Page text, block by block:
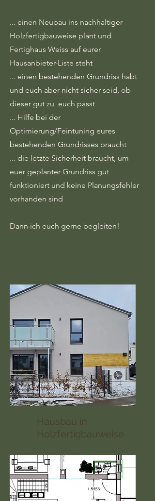
... einen Neubau ins nachhaltiger
Holzfertigbauweise plant und
Fertighaus Weiss auf eurer
Hausanbieter-Liste steht
... einen bestehenden Grundriss habt
und euch aber nicht sicher seid, ob
dieser gut zu euch passt
... Hilfe bei der
Optimierung/Feintuning eures
bestehenden Grundrisses braucht
... die letzte Sicherheit braucht, um
euer geplanter Grundriss gut
funktioniert und keine Planungsfehler
vorhanden sind
Dann ich euch gerne begleiten!
Hausbau in
Holzfertigbauweise